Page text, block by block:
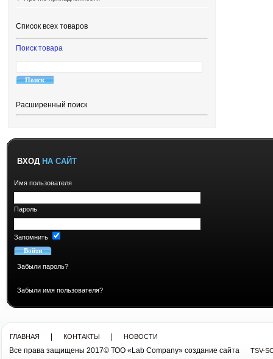
Список всех товаров
Поиск товара
Расширенный поиск
ВХОД НА САЙТ
Имя пользователя
Пароль
Запомнить
Забыли пароль?
Забыли имя пользователя?
ГЛАВНАЯ КОНТАКТЫ НОВОСТИ
Все права защищены 2017© ТОО «Lab Company» cоздание сайта TSV-